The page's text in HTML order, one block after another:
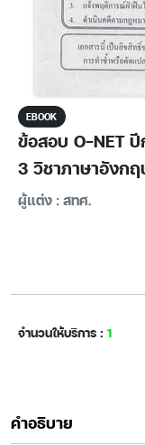
EBOOK
ข้อสอบ O-NET
3 วิชาภาษาอังก
ผู้แต่ง : สทศ.
จำนวนให้บริการ : 1
คำอธิบาย